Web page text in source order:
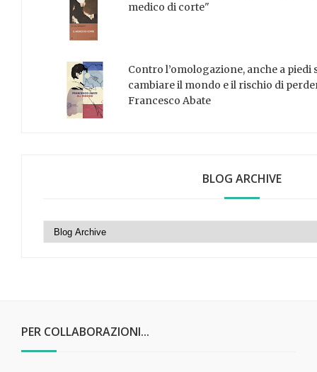
medico di corte"
Contro l’omologazione, anche a piedi
cambiare il mondo e il rischio di
Francesco Abate
BLOG ARCHIVE
PER COLLABORAZIONI...